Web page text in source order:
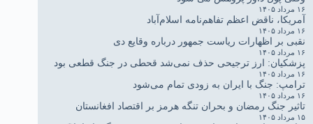
۱۶ مرداد ۱۴۰۵
آمریکا، ناقض اعظم تفاهم‌نامه اسلام‌آباد
۱۶ مرداد ۱۴۰۵
نقبی بر اظهارات ریاست جمهور درباره وقایع دی
۱۶ مرداد ۱۴۰۵
پزشکیان: ارز ترجیحی حذف نمی‌شد قحطی در جنگ قطعی بود
۱۶ مرداد ۱۴۰۵
ترامپ: جنگ با ایران به زودی تمام می‌شود
۱۶ مرداد ۱۴۰۵
تاثیر جنگ رمضان و بحران تنگه هرمز بر اقتصاد افغانستان
۱۵ مرداد ۱۴۰۵